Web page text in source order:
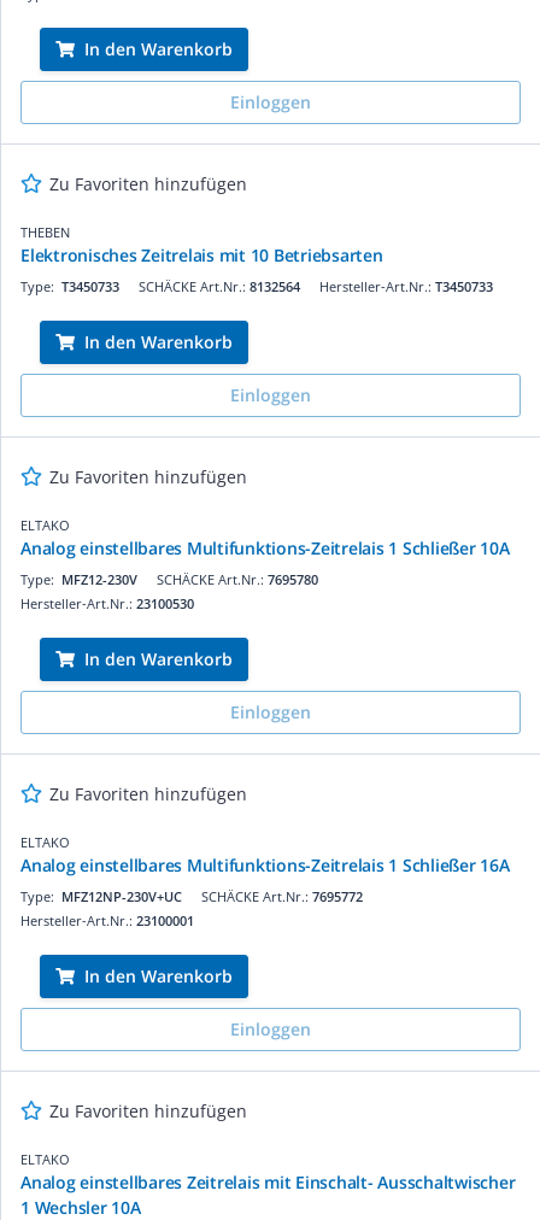
In den Warenkorb
Einloggen
Zu Favoriten hinzufügen
THEBEN
Elektronisches Zeitrelais mit 10 Betriebsarten
SCHÄCKE Art.Nr.: 8132564
Type: T3450733 Hersteller-Art.Nr.: T3450733
In den Warenkorb
Einloggen
Zu Favoriten hinzufügen
ELTAKO
Analog einstellbares Multifunktions-Zeitrelais 1 Schließer 10A
SCHÄCKE Art.Nr.: 7695780
Type: MFZ12-230V
Hersteller-Art.Nr.: 23100530
In den Warenkorb
Einloggen
Zu Favoriten hinzufügen
ELTAKO
Analog einstellbares Multifunktions-Zeitrelais 1 Schließer 16A
SCHÄCKE Art.Nr.: 7695772
Type: MFZ12NP-230V+UC
Hersteller-Art.Nr.: 23100001
In den Warenkorb
Einloggen
Zu Favoriten hinzufügen
ELTAKO
Analog einstellbares Zeitrelais mit Einschalt- Ausschaltwischer
1 Wechsler 10A